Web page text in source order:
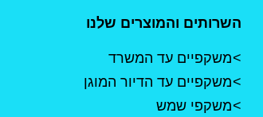
השרותים והמוצרים שלנו
משקפיים עד המשרד
משקפיים עד הדיור המוגן
משקפי שמש